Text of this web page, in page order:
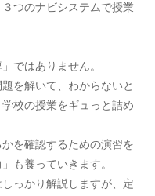
つのナビシステムで授業
ではありません。
を解いて、わからないと
校の授業をギュっと詰め
を確認するための演習を
も養っていきます。
っかり解説しますが、定